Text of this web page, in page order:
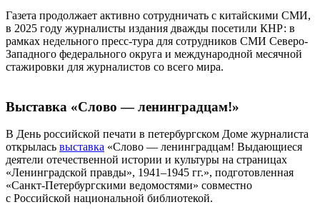
Газета продолжает активно сотрудничать с китайскими СМИ,
в 2025 году журналисты издания дважды посетили КНР: в
рамках недельного пресс-тура для сотрудников СМИ Северо-
Западного федерального округа и международной месячной
стажировки для журналистов со всего мира.
Выставка «Слово — ленинградцам!»
В День российской печати в петербургском Доме журналиста
открылась выставка «Слово — ленинградцам! Выдающиеся
деятели отечественной истории и культуры на страницах
«Ленинградской правды», 1941–1945 гг.», подготовленная
«Санкт-Петербургскими ведомостями» совместно
с Российской национальной библиотекой.